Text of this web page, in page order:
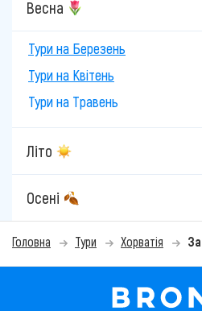
Весна
Тури на Березень
Тури на Квітень
Тури на Травень
Літо
Осені
Головна Тури Хорватія